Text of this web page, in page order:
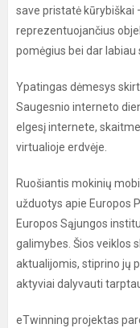
save pristatė kūrybiškai
reprezentuojančius
pomėgius bei dar
Ypatingas dėmesys
Saugesnio interneto
elgesį internete,
virtualioje erdvėje.
Ruošiantis mokinių
užduotys apie Europos
Europos Sąjungos
galimybes. Šios veiklos
aktualijomis, stiprino jų
aktyviai dalyvauti
eTwinning projektas